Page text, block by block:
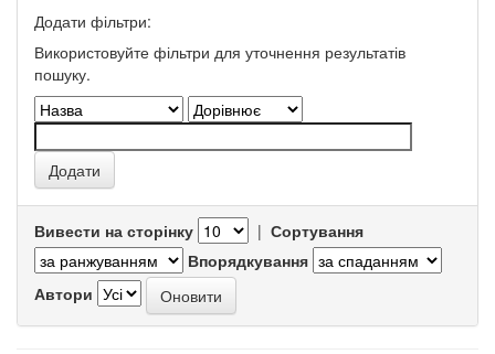
Додати фільтри:
Використовуйте фільтри для уточнення результатів
пошуку.
Вивести на сторінку | Сортування
Впорядкування
Автори